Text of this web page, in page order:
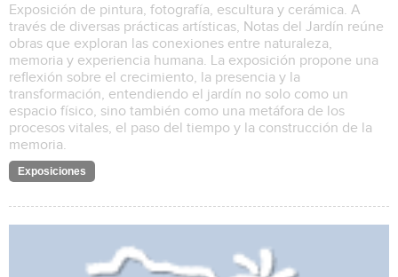
Exposición de pintura, fotografía, escultura y cerámica. A
través de diversas prácticas artísticas, Notas del Jardín reúne
obras que exploran las conexiones entre naturaleza,
memoria y experiencia humana. La exposición propone una
reflexión sobre el crecimiento, la presencia y la
transformación, entendiendo el jardín no solo como un
espacio físico, sino también como una metáfora de los
procesos vitales, el paso del tiempo y la construcción de la
memoria.
Exposiciones